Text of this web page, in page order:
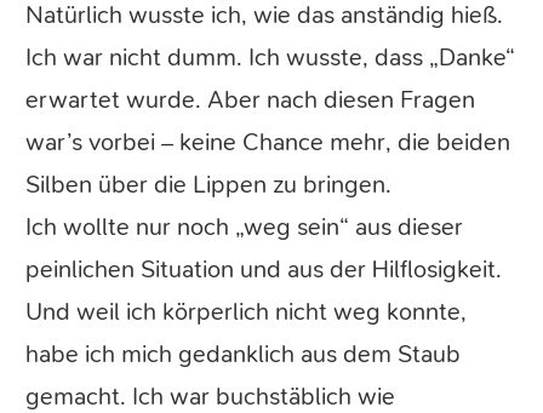
Natürlich wusste ich, wie das anständig hieß.
Ich war nicht dumm. Ich wusste, dass „Danke“
erwartet wurde. Aber nach diesen Fragen
war’s vorbei – keine Chance mehr, die beiden
Silben über die Lippen zu bringen.
Ich wollte nur noch „weg sein“ aus dieser
peinlichen Situation und aus der Hilflosigkeit.
Und weil ich körperlich nicht weg konnte,
habe ich mich gedanklich aus dem Staub
gemacht. Ich war buchstäblich wie